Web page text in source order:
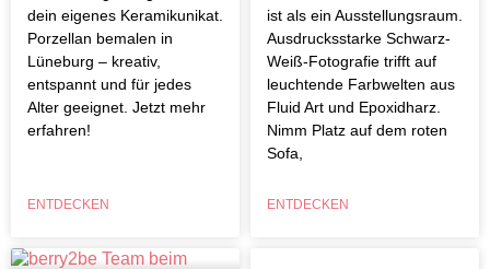
dein eigenes Keramikunikat.
Porzellan bemalen in
Lüneburg – kreativ,
entspannt und für jedes
Alter geeignet. Jetzt mehr
erfahren!
ENTDECKEN
ist als ein Ausstellungsraum.
Ausdrucksstarke Schwarz-
Weiß-Fotografie trifft auf
leuchtende Farbwelten aus
Fluid Art und Epoxidharz.
Nimm Platz auf dem roten
Sofa,
ENTDECKEN